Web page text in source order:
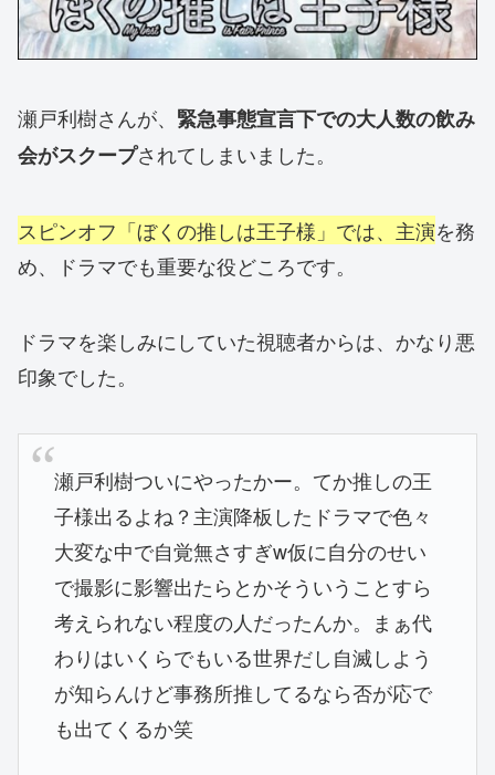
瀬戸利樹さんが、 緊急事態宣言下での大人数の飲み
会がスクープされてしまいました。
スピンオフ「ぼくの推しは王子様」では、主演を務
め、ドラマでも重要な役どころです。
ドラマを楽しみにしていた視聴者からは、かなり悪
印象でした。
瀬戸利樹ついにやったかー。てか推しの王
子様出るよね？主演降板したドラマで色々
大変な中で自覚無さすぎw仮に自分のせい
で撮影に影響出たらとかそういうことすら
考えられない程度の人だったんか。まぁ代
わりはいくらでもいる世界だし自滅しよう
が知らんけど事務所推してるなら否が応で
も出てくるか笑